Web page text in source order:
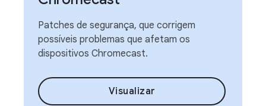
Patches de segurança, que corrigem
possíveis problemas que afetam os
dispositivos Chromecast.
Visualizar